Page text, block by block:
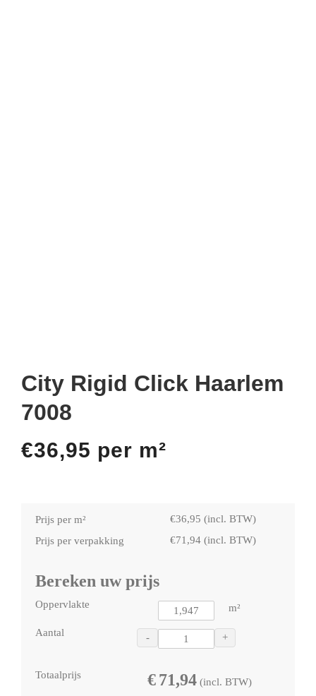
City Rigid Click Haarlem
7008
€36,95 per m²
Prijs per m² €36,95 (incl. BTW)
Prijs per verpakking
€71,94 (incl. BTW)
Bereken uw prijs
Oppervlakte m²
Aantal - +
Totaalprijs €71,94 (incl. BTW)